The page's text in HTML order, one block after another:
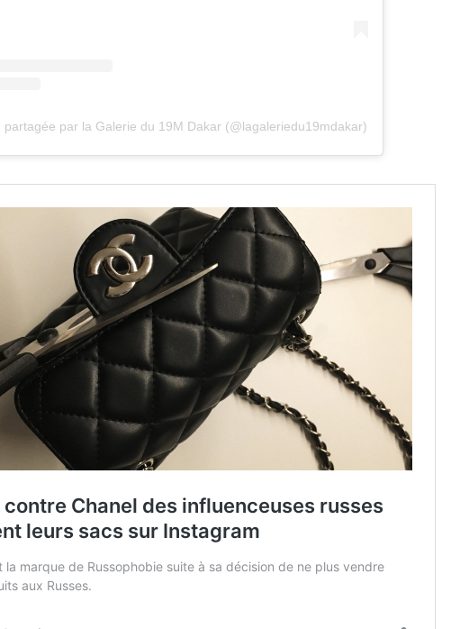
partagée par la Galerie du 19M Dakar (@lagaleriedu19mdakar)